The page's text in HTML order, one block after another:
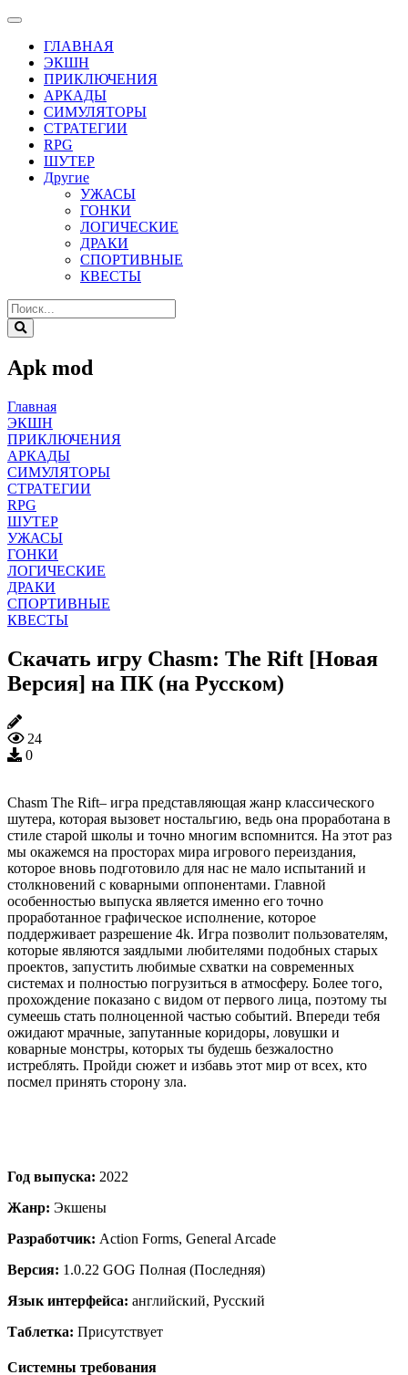
ГЛАВНАЯ
ЭКШН
ПРИКЛЮЧЕНИЯ
АРКАДЫ
СИМУЛЯТОРЫ
СТРАТЕГИИ
RPG
ШУТЕР
Другие
УЖАСЫ
ГОНКИ
ЛОГИЧЕСКИЕ
ДРАКИ
СПОРТИВНЫЕ
КВЕСТЫ
Apk mod
Главная
ЭКШН
ПРИКЛЮЧЕНИЯ
АРКАДЫ
СИМУЛЯТОРЫ
СТРАТЕГИИ
RPG
ШУТЕР
УЖАСЫ
ГОНКИ
ЛОГИЧЕСКИЕ
ДРАКИ
СПОРТИВНЫЕ
КВЕСТЫ
Скачать игру Chasm: The Rift [Новая
Версия] на ПК (на Русском)
24
0
Chasm The Rift– игра представляющая жанр классического
шутера, которая вызовет ностальгию, ведь она проработана в
стиле старой школы и точно многим вспомнится. На этот раз
мы окажемся на просторах мира игрового переиздания,
которое вновь подготовило для нас не мало испытаний и
столкновений с коварными оппонентами. Главной
особенностью выпуска является именно его точно
проработанное графическое исполнение, которое
поддерживает разрешение 4k. Игра позволит пользователям,
которые являются заядлыми любителями подобных старых
проектов, запустить любимые схватки на современных
системах и полностью погрузиться в атмосферу. Более того,
прохождение показано с видом от первого лица, поэтому ты
сумеешь стать полноценной частью событий. Впереди тебя
ожидают мрачные, запутанные коридоры, ловушки и
коварные монстры, которых ты будешь безжалостно
истреблять. Пройди сюжет и избавь этот мир от всех, кто
посмел принять сторону зла.
Год выпуска: 2022
Жанр: Экшены
Разработчик: Action Forms, General Arcade
Версия: 1.0.22 GOG Полная (Последняя)
Язык интерфейса: английский, Русский
Таблетка: Присутствует
Системны требования